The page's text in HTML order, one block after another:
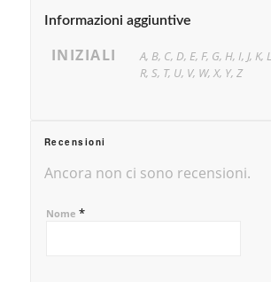
Informazioni aggiuntive
INIZIALI
A, B, C, D, E, F, G, H, I, J, K,
R, S, T, U, V, W, X, Y, Z
Recensioni
Ancora non ci sono recensioni.
Nome *